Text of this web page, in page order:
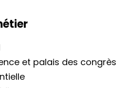
et palais des congrès